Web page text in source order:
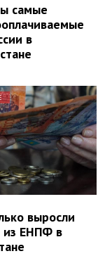
самые
в
выросли
из ЕНПФ в